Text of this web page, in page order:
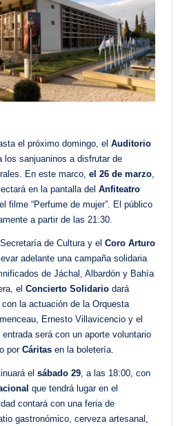
el próximo domingo, el Auditorio
los sanjuaninos a disfrutar de
En este marco, el 26 de marzo
en la pantalla del Anfiteatro
el filme “Perfume de mujer”. El público
a partir de las 21:30.
Secretaría de Cultura y el Coro Arturo
adelante una campaña solidaria
de Jáchal, Albardón y Bahía
el Concierto Solidario dará
la actuación de la Orquesta
Ernesto Villavicencio y el
será con un aporte voluntario
por Cáritas en la boletería.
el sábado 29 , a las 18:00, con
que tendrá lugar en el
contará con una feria de
gastronómico, cerveza artesanal,